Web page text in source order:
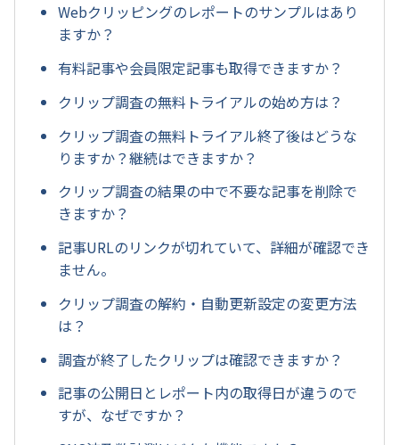
Webクリッピングのレポートのサンプルはあり
ますか？
有料記事や会員限定記事も取得できますか？
クリップ調査の無料トライアルの始め方は？
クリップ調査の無料トライアル終了後はどうな
りますか？継続はできますか？
クリップ調査の結果の中で不要な記事を削除で
きますか？
記事URLのリンクが切れていて、詳細が確認でき
ません。
クリップ調査の解約・自動更新設定の変更方法
は？
調査が終了したクリップは確認できますか？
記事の公開日とレポート内の取得日が違うので
すが、なぜですか？